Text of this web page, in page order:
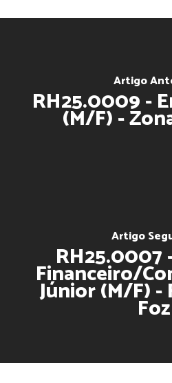
Artigo
RH25.0009 -
(M/F) -
Artigo
RH25.0007
Financeiro/
Júnior (M/F) -
Foz